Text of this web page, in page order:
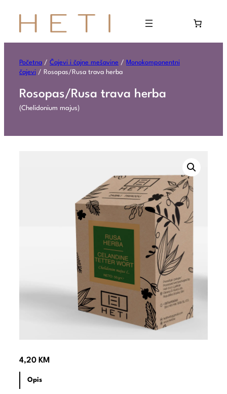
Početna / Čajevi i čajne mešavine /
Monokomponentni
čajevi / Rosopas/Rusa trava herba
Rosopas/Rusa trava herba
(Chelidonium majus)
4,20 KM
Opis